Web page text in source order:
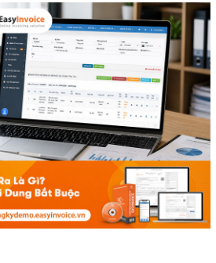
tử không cần […]